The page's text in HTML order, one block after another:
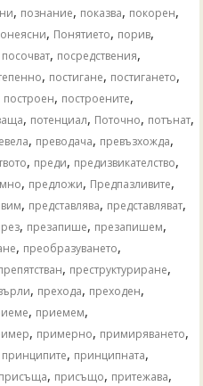
, познание, показва, покорен,
, Понятието, порив,
посочват, посредствения,
, постигане, постигането,
построен, построените,
, потенциал, Поточно, потънат,
, преводача, превъзхожда,
, преди, предизвикателство,
, предложи, Предпазливите,
, представлява, представляват,
, презапише, презапишем,
, преобразуването,
, преструктуриране,
, прехода, преходен,
, приемем,
, примерно, примиряването,
принципите, принципната,
присъща, присъщо, притежава,